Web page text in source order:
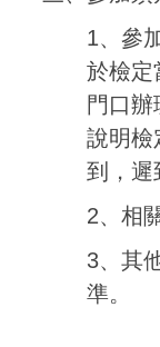
1、參
於檢定
門口辦
說明檢
到，遲
2、相
3、其
準。